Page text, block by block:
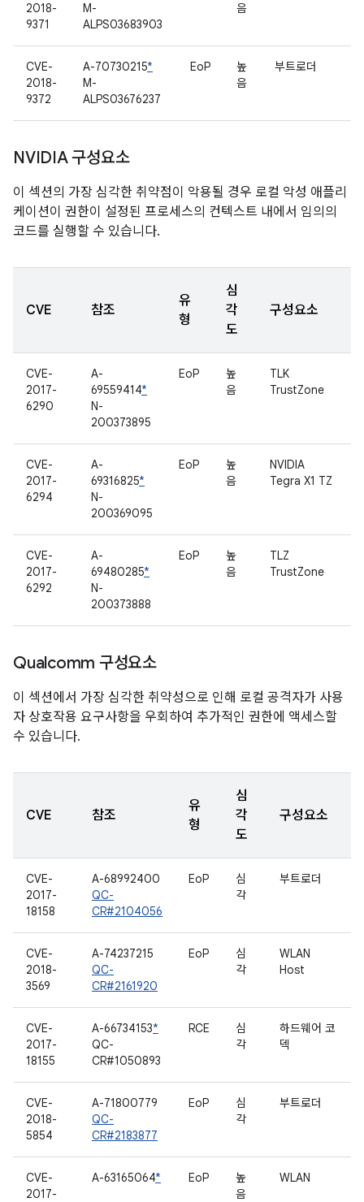
2018-
9371
M-
ALPS03683903
음
CVE-
2018-
9372
A-70730215*
M-
ALPS03676237
EoP
높
음
부트로더
NVIDIA 구성요소
이 섹션의 가장 심각한 취약점이 악용될 경우 로컬 악성 애플리
케이션이 권한이 설정된 프로세스의 컨텍스트 내에서 임의의
코드를 실행할 수 있습니다.
CVE 참조
유
형
심
각
도
구성요소
CVE-
2017-
6290
A-
69559414*
N-
200373895
EoP
높
음
TLK
TrustZone
CVE-
2017-
6294
A-
69316825*
N-
200369095
EoP
높
음
NVIDIA
Tegra X1 TZ
CVE-
2017-
6292
A-
69480285*
N-
200373888
EoP
높
음
TLZ
TrustZone
Qualcomm 구성요소
이 섹션에서 가장 심각한 취약성으로 인해 로컬 공격자가 사용
자 상호작용 요구사항을 우회하여 추가적인 권한에 액세스할
수 있습니다.
CVE 참조
유
형
심
각
도
구성요소
CVE-
2017-
18158
A-68992400
QC-
CR#2104056
EoP
심
각
부트로더
CVE-
2018-
3569
A-74237215
QC-
CR#2161920
EoP
심
각
WLAN
Host
CVE-
2017-
18155
A-66734153*
QC-
CR#1050893
RCE
심
각
하드웨어 코
덱
CVE-
2018-
5854
A-71800779
QC-
CR#2183877
EoP
심
각
부트로더
CVE-
2017-
A-63165064* EoP
높
음
WLAN